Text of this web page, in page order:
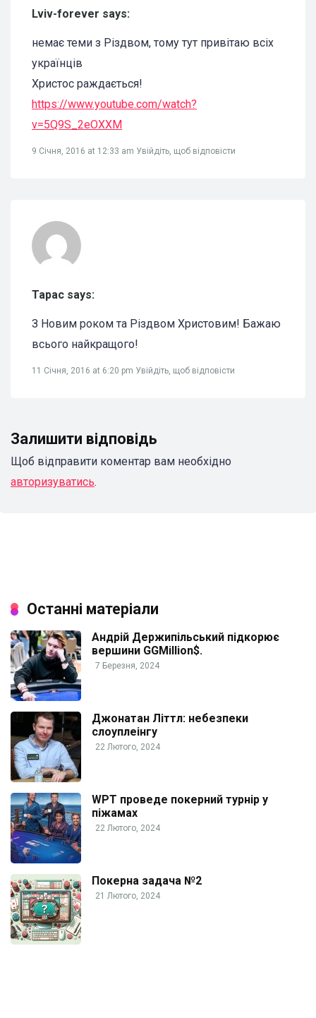
Lviv-forever says:
немає теми з Різдвом, тому тут привітаю всіх
українців
Христос раждається!
https://www.youtube.com/watch?
v=5Q9S_2eOXXM
9 Січня, 2016 at 12:33 am Увійдіть, щоб відповісти
Tapac says:
З Новим роком та Різдвом Христовим! Бажаю
всього найкращого!
11 Січня, 2016 at 6:20 pm Увійдіть, щоб відповісти
Залишити відповідь
Щоб відправити коментар вам необхідно
авторизуватись.
Останні матеріали
Андрій Держипільський підкорює
вершини GGMillion$.
7 Березня, 2024
Джонатан Літтл: небезпеки
слоуплеінгу
22 Лютого, 2024
WPT проведе покерний турнір у
піжамах
22 Лютого, 2024
Покерна задача №2
21 Лютого, 2024